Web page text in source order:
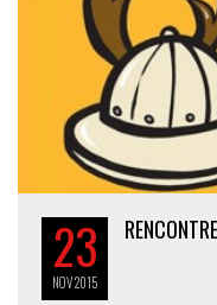
23
NOV2015